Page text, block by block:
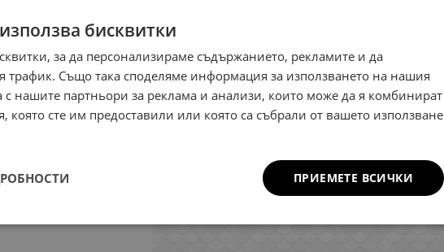
ENGLISH
бисквитки
за да персонализираме съдържанието, рекламите и да
трафик. Също така споделяме информация за използването на нашия
с нашите партньори за реклама и анализи, които може да я комбинират
която сте им предоставили или която са събрали от вашето използване
ПРИЕМЕТЕ ВСИЧКИ